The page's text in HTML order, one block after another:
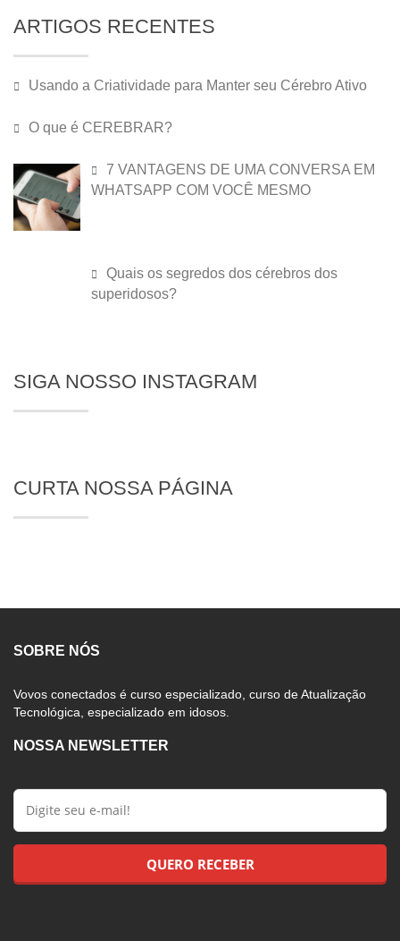
ARTIGOS RECENTES
Usando a Criatividade para Manter seu Cérebro Ativo
O que é CEREBRAR?
7 VANTAGENS DE UMA CONVERSA EM
WHATSAPP COM VOCÊ MESMO
Quais os segredos dos cérebros dos
superidosos?
SIGA NOSSO INSTAGRAM
CURTA NOSSA PÁGINA
SOBRE NÓS
Vovos conectados é curso especializado, curso de Atualização
Tecnológica, especializado em idosos.
NOSSA NEWSLETTER